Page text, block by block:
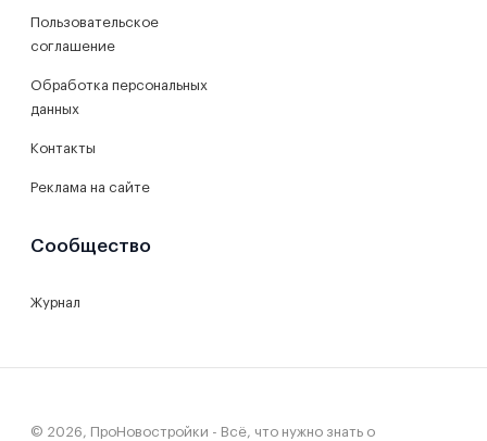
Пользовательское
соглашение
Обработка персональных
данных
Контакты
Реклама на сайте
Сообщество
Журнал
© 2026, ПроНовостройки - Всё, что нужно знать о